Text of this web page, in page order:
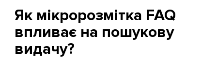
Як мікророзмітка FAQ
впливає на пошукову
видачу?